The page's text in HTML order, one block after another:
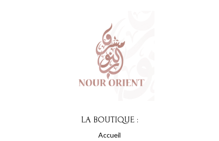
LA BOUTIQUE :
Accueil